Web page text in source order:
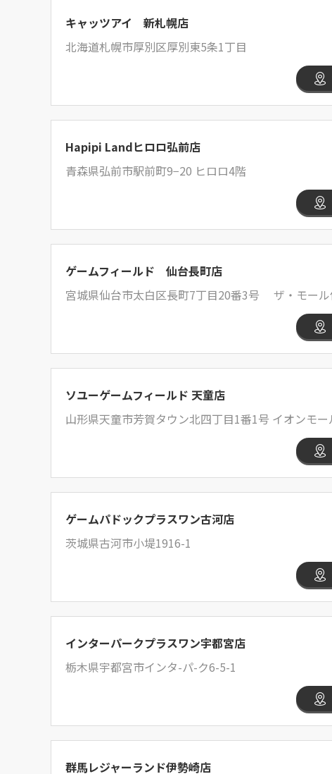
キャッツアイ 新札幌店
北海道札幌市厚別区厚別東5条1丁目
Hapipi Landヒロロ弘前店
青森県弘前市駅前町9−20 ヒロロ4階
ゲームフィールド 仙台長町店
宮城県仙台市太白区長町7丁目20番3号 ザ・モール
ソユーゲームフィールド 天童店
山形県天童市芳賀タウン北四丁目1番1号 イオンモ
ゲームパドックプラスワン古河店
茨城県古河市小堤1916-1
インターパークプラスワン宇都宮店
栃木県宇都宮市インタ-パ-ク6-5-1
群馬レジャーランド伊勢崎店